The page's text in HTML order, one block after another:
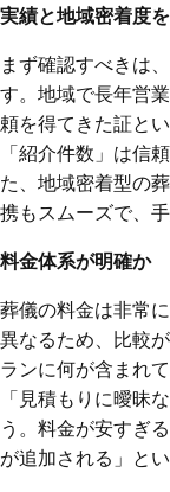
実績と地域密着度
まず確認すべきは
す。地域で長年営
頼を得てきた証と
「紹介件数」は信
た、地域密着型の
携もスムーズで、
料金体系が明確か
葬儀の料金は非常
異なるため、比較
ランに何が含まれ
「見積もりに曖昧
う。料金が安すぎ
が追加される」と